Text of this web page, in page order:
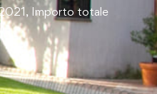
2021, Importo totale